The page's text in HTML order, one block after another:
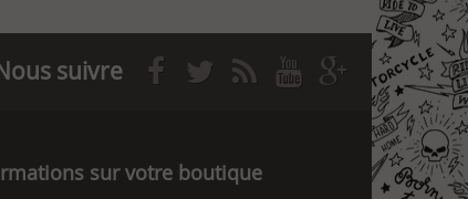
suivre
sur votre boutique